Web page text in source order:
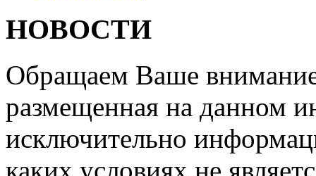
НОВОСТИ
Обращаем Ваше
размещенная на данном
исключительно